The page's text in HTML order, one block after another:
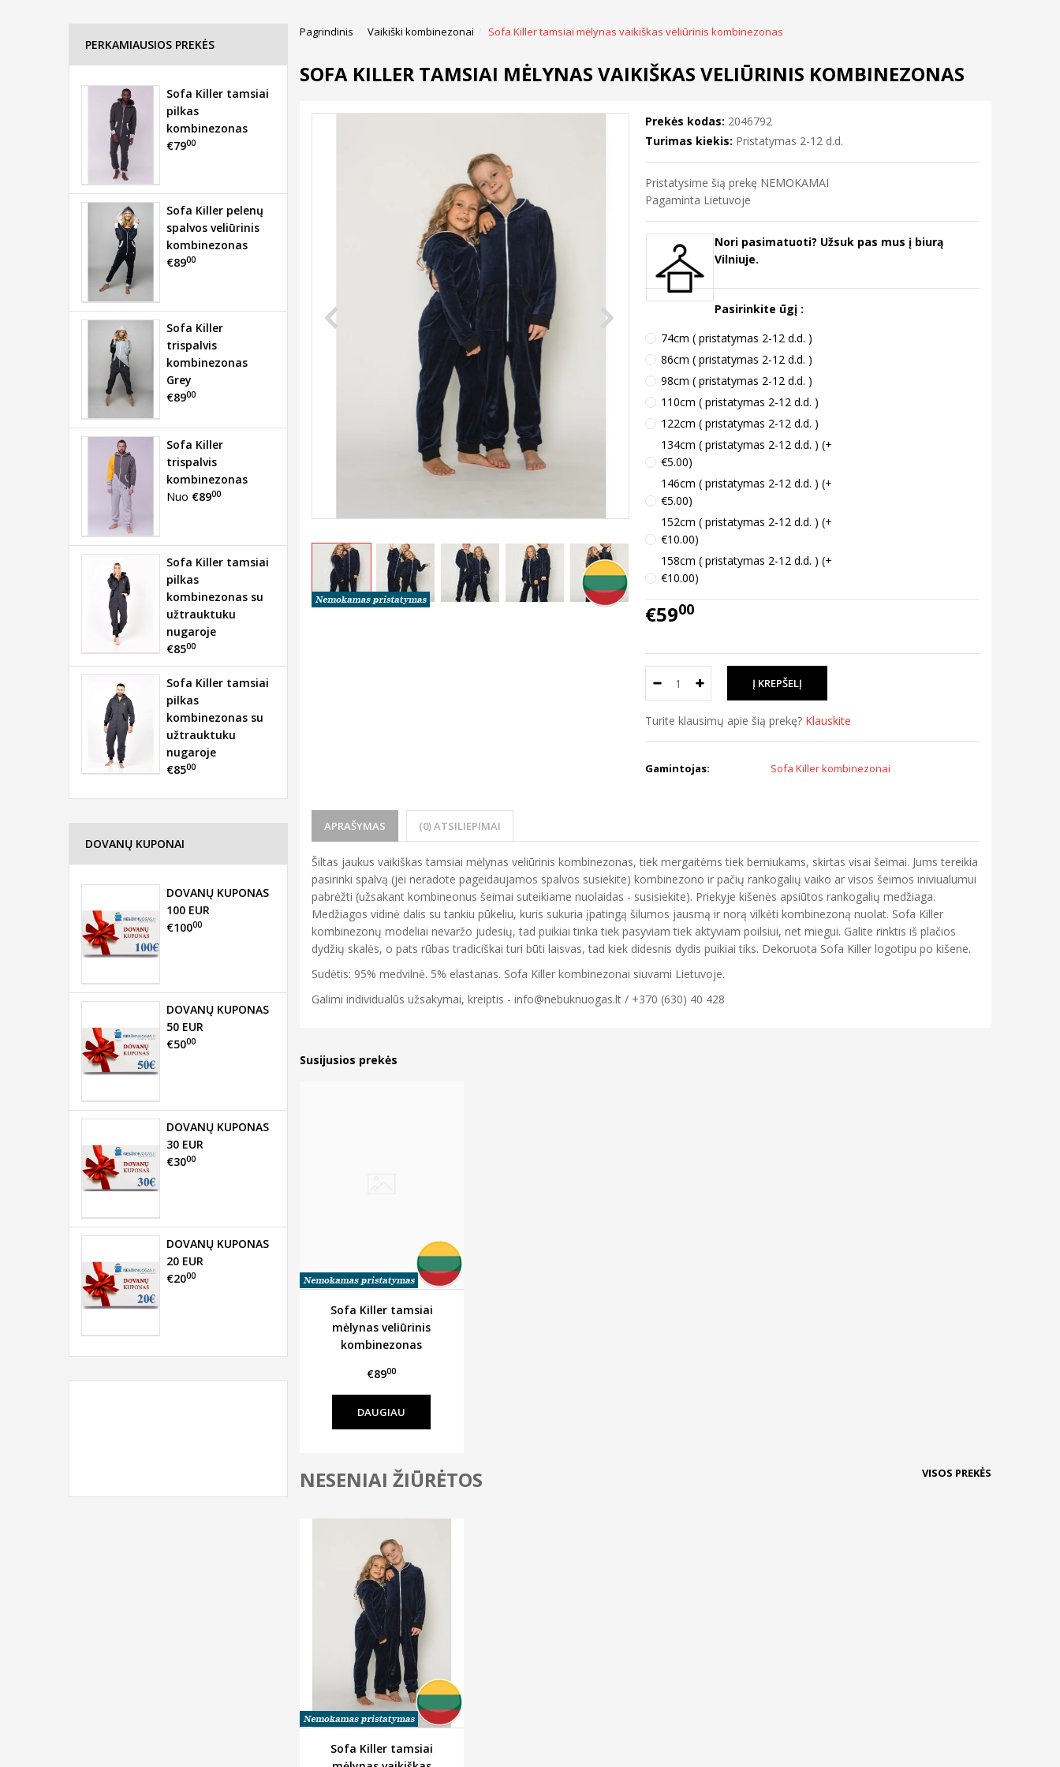
Pagrindinis Vaikiški kombinezonai Sofa Killer tamsiai mėlynas vaikiškas veliūrinis kombinezonas
SOFA KILLER TAMSIAI MĖLYNAS VAIKIŠKAS VELIŪRINIS KOMBINEZONAS
Prekės kodas: 2046792
Turimas kiekis: Pristatymas 2-12 d.d.
Pristatysime šią prekę NEMOKAMAI
Pagaminta Lietuvoje
Nori pasimatuoti? Užsuk pas mus į biurą
Vilniuje.
Pasirinkite ūgį :
74cm ( pristatymas 2-12 d.d. )
86cm ( pristatymas 2-12 d.d. )
98cm ( pristatymas 2-12 d.d. )
110cm ( pristatymas 2-12 d.d. )
122cm ( pristatymas 2-12 d.d. )
134cm ( pristatymas 2-12 d.d. ) (+
€5.00)
146cm ( pristatymas 2-12 d.d. ) (+
€5.00)
152cm ( pristatymas 2-12 d.d. ) (+
€10.00)
158cm ( pristatymas 2-12 d.d. ) (+
€10.00)
€5900
Turite klausimų apie šią prekę? Klauskite
Gamintojas: Sofa Killer kombinezonai
APRAŠYMAS (0) ATSILIEPIMAI
Šiltas jaukus vaikiškas tamsiai mėlynas veliūrinis kombinezonas, tiek mergaitėms tiek berniukams, skirtas visai šeimai. Jums tereikia
pasirinki spalvą (jei neradote pageidaujamos spalvos susiekite) kombinezono ir pačių rankogalių vaiko ar visos šeimos iniviualumui
pabrėžti (užsakant kombineonus šeimai suteikiame nuolaidas - susisiekite). Priekyje kišenės apsiūtos rankogalių medžiaga.
Medžiagos vidinė dalis su tankiu pūkeliu, kuris sukuria įpatingą šilumos jausmą ir norą vilkėti kombinezoną nuolat. Sofa Killer
kombinezonų modeliai nevaržo judesių, tad puikiai tinka tiek pasyviam tiek aktyviam poilsiui, net miegui. Galite rinktis iš plačios
dydžių skalės, o pats rūbas tradiciškai turi būti laisvas, tad kiek didesnis dydis puikiai tiks. Dekoruota Sofa Killer logotipu po kišene.
Sudėtis: 95% medvilnė. 5% elastanas. Sofa Killer kombinezonai siuvami Lietuvoje.
Galimi individualūs užsakymai, kreiptis - info@nebuknuogas.lt / +370 (630) 40 428
Susijusios prekės
Sofa Killer tamsiai
mėlynas veliūrinis
kombinezonas
€8900
DAUGIAU
NESENIAI ŽIŪRĖTOS VISOS PREKĖS
Sofa Killer tamsiai
PERKAMIAUSIOS PREKĖS
Sofa Killer tamsiai
pilkas
kombinezonas
€7900
Sofa Killer pelenų
spalvos veliūrinis
kombinezonas
€8900
Sofa Killer
trispalvis
kombinezonas
Grey
€8900
Sofa Killer
trispalvis
kombinezonas
Nuo €8900
Sofa Killer tamsiai
pilkas
kombinezonas su
užtrauktuku
nugaroje
€8500
Sofa Killer tamsiai
pilkas
kombinezonas su
užtrauktuku
nugaroje
€8500
DOVANŲ KUPONAI
DOVANŲ KUPONAS
100 EUR
€10000
DOVANŲ KUPONAS
50 EUR
€5000
DOVANŲ KUPONAS
30 EUR
€3000
DOVANŲ KUPONAS
20 EUR
€2000